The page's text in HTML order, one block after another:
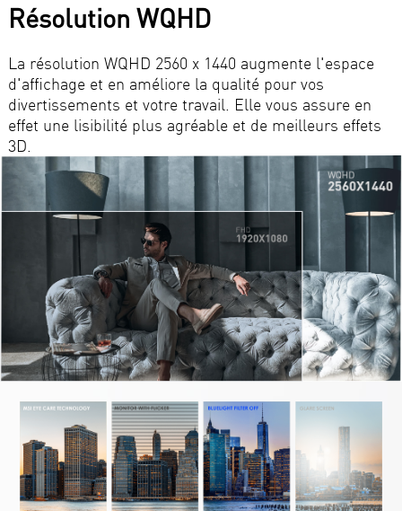
Résolution WQHD
La résolution WQHD 2560 x 1440 augmente l'espace
d'affichage et en améliore la qualité pour vos
divertissements et votre travail. Elle vous assure en
effet une lisibilité plus agréable et de meilleurs effets
3D.